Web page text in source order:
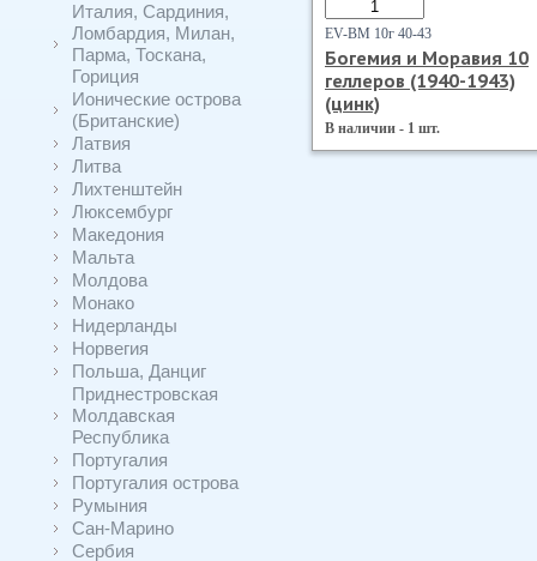
Италия, Сардиния,
Ломбардия, Милан,
Парма, Тоскана,
Гориция
Ионические острова
(Британские)
Латвия
Литва
Лихтенштейн
Люксембург
Македония
Мальта
Молдова
Монако
Нидерланды
Норвегия
Польша, Данциг
Приднестровская
Молдавская
Республика
Португалия
Португалия острова
Румыния
Сан-Марино
Сербия
EV-BM 10г 40-43
Богемия и Моравия 10
геллеров (1940-1943)
(цинк)
В наличии - 1 шт.